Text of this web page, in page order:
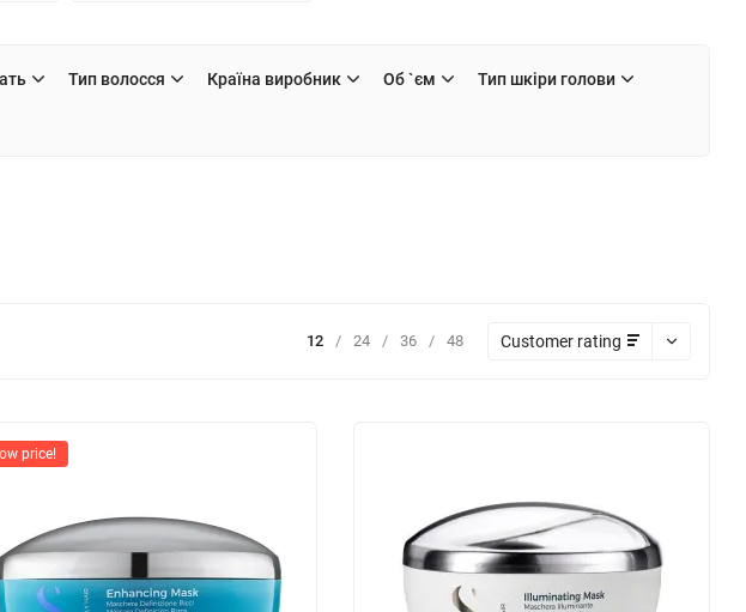
Тип волосся Країна виробник Об `єм Тип шкіри голови
12 / 24 / 36 / 48 Customer rating
price!